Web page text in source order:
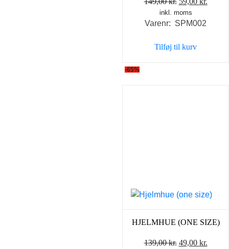
oprindelige
pris
149,00 kr..
inkl. moms
Varenr: SPM002
Tilføj til kurv
-65%
HJELMHUE (ONE SIZE)
139,00kr. Den
49,00 kr.